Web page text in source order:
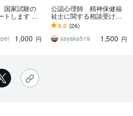
家試験の
トします 要
強をし
士の合格を
1,000 円
公認心理師 精神保健福
祉士に関する相談受けま
す どんな仕事？どうやっ
て目指す？勉強方法は？
どんなことでも。
5.0 (26)
sayaka519
1,500 円